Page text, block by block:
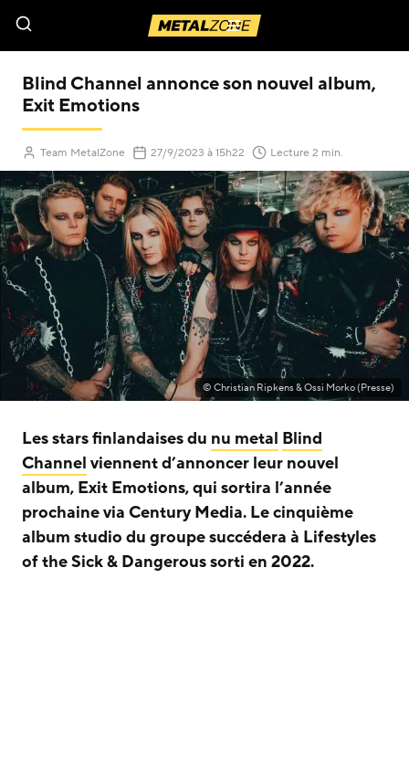
Menu
Blind Channel annonce son nouvel album,
Exit Emotions
Team MetalZone 27/9/2023 (Mis à jour le)
à 15h22 Lecture 2 min.
© Christian Ripkens & Ossi Morko (Presse)
Les stars finlandaises du nu metal Blind
Channel viennent d’annoncer leur nouvel
album, Exit Emotions, qui sortira l’année
prochaine via Century Media. Le cinquième
album studio du groupe succédera à Lifestyles
of the Sick & Dangerous sorti en 2022.